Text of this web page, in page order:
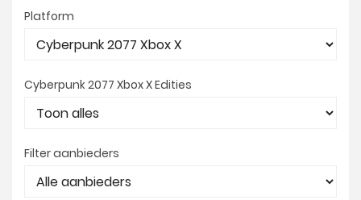
Platform
Cyberpunk 2077 Xbox X Edities
Filter aanbieders